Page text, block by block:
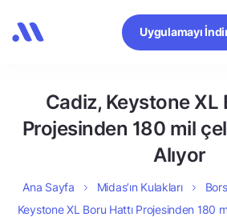
Uygulamayı
Cadiz, Keystone XL
Projesinden 180 mil
Alıyor
Ana Sayfa Midas’ın Kulakları
Keystone XL Boru Hattı Projesinden 180